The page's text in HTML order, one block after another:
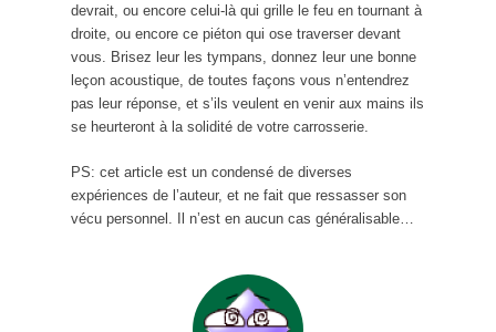
devrait, ou encore celui-là qui grille le feu en tournant à
droite, ou encore ce piéton qui ose traverser devant
vous. Brisez leur les tympans, donnez leur une bonne
leçon acoustique, de toutes façons vous n’entendrez
pas leur réponse, et s’ils veulent en venir aux mains ils
se heurteront à la solidité de votre carrosserie.
PS: cet article est un condensé de diverses
expériences de l’auteur, et ne fait que ressasser son
vécu personnel. Il n’est en aucun cas généralisable…